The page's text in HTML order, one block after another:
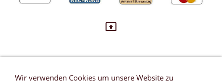
VERTRAG WIDERRUFEN
Wir verwenden Cookies um unsere Website zu